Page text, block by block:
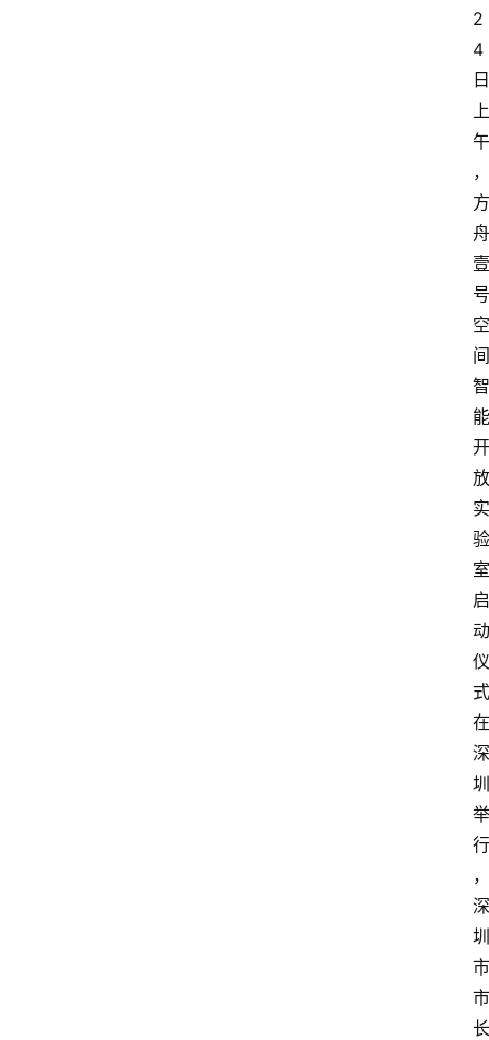
2
4
日
上
午
，
方
舟
壹
号
空
间
智
能
开
放
实
验
室
启
动
仪
式
在
深
圳
举
行
，
深
圳
市
市
长